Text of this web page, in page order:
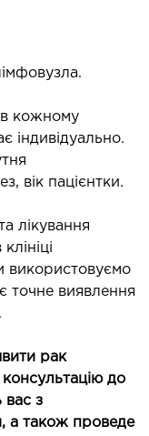
в кожному
індивідуально.
вік пацієнтки.
лікування
використовуємо
точне виявлення
рак
до
вас з
а також проведе